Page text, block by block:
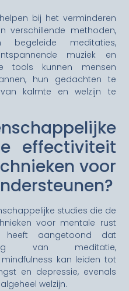
bij het verminderen
verschillende methoden,
meditaties,
muziek en
tools kunnen mensen
hun gedachten te
kalmte en welzijn te
effectiviteit
voor
studies die de
voor mentale rust
heeft aangetoond dat
van meditatie,
kan leiden tot
en depressie, evenals
welzijn.